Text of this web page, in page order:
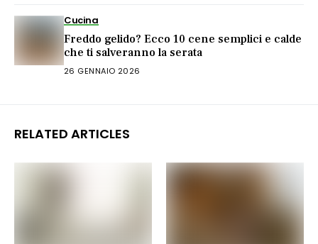
Cucina
Freddo gelido? Ecco 10 cene semplici e calde
che ti salveranno la serata
26 GENNAIO 2026
RELATED ARTICLES